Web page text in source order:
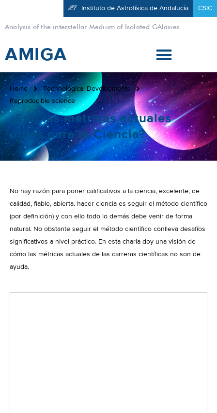
Analysis of the interstellar Medium of Isolated GAlaxies
Instituto de Astrofísica de Andalucía CSIC
AMIGA
Home
Technological Developments
Reproducible science
¿Son las métricas actuales
útiles para la Ciencia?
No hay razón para poner calificativos a la ciencia, excelente, de
calidad, fiable, abierta. hacer ciencia es seguir el método científico
(por definición) y con ello todo lo demás debe venir de forma
natural. No obstante seguir el método científico conlleva desafíos
significativos a nivel práctico. En esta charla doy una visión de
cómo las métricas actuales de las carreras científicas no son de
ayuda.